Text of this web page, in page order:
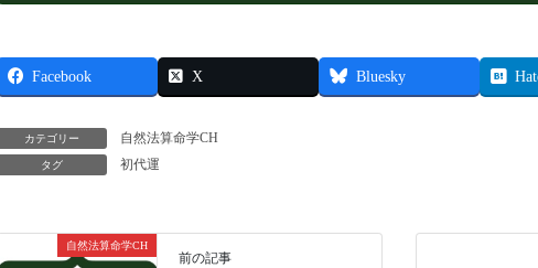
Facebook X Bluesky
カテゴリー 自然法算命学CH
タグ 初代運
自然法算命学CH
前の記事